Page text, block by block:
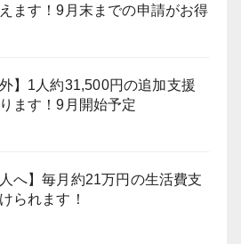
ます！9月末までの申請がお得
外】1人約31,500円の追加支援
ます！9月開始予定
人へ】毎月約21万円の生活費支
られます！